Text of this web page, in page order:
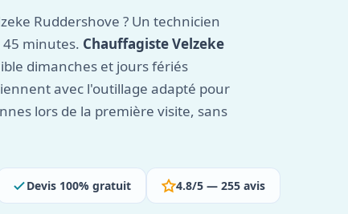
Ruddershove ? Un technicien
minutes. Chauffagiste Velzeke
dimanches et jours fériés
avec l'outillage adapté pour
lors de la première visite, sans
Devis 100% gratuit 4.8/5 — 255 avis